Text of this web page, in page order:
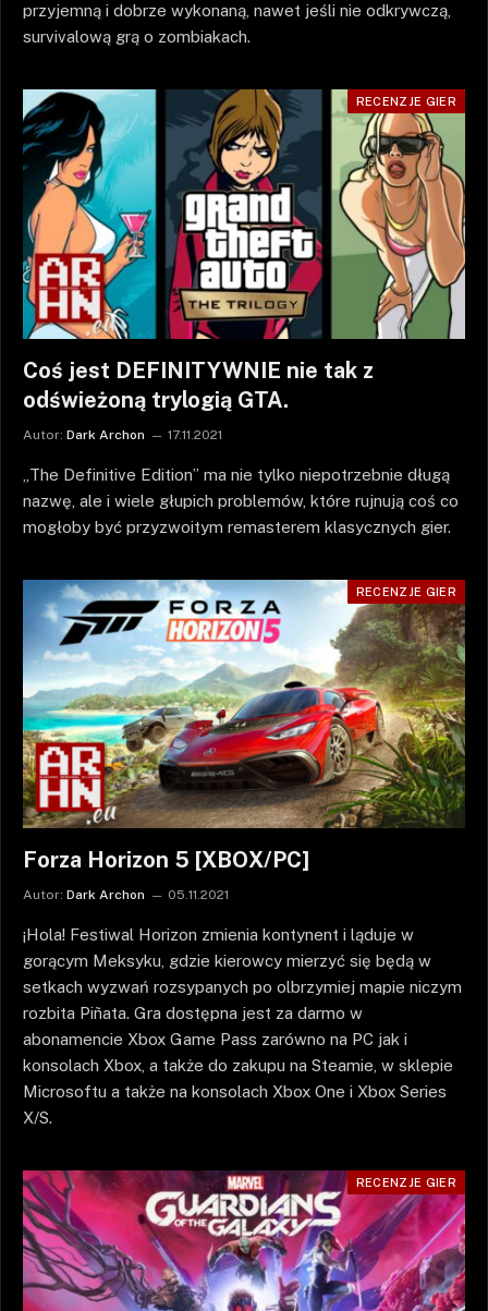
przyjemną i dobrze wykonaną, nawet jeśli nie odkrywczą,
survivalową grą o zombiakach.
RECENZJE GIER
Coś jest DEFINITYWNIE nie tak z
odświeżoną trylogią GTA.
Autor: Dark Archon 17.11.2021
„The Definitive Edition” ma nie tylko niepotrzebnie długą
nazwę, ale i wiele głupich problemów, które rujnują coś co
mogłoby być przyzwoitym remasterem klasycznych gier.
RECENZJE GIER
Forza Horizon 5 [XBOX/PC]
Autor: Dark Archon 05.11.2021
¡Hola! Festiwal Horizon zmienia kontynent i ląduje w
gorącym Meksyku, gdzie kierowcy mierzyć się będą w
setkach wyzwań rozsypanych po olbrzymiej mapie niczym
rozbita Piñata. Gra dostępna jest za darmo w
abonamencie Xbox Game Pass zarówno na PC jak i
konsolach Xbox, a także do zakupu na Steamie, w sklepie
Microsoftu a także na konsolach Xbox One i Xbox Series
X/S.
RECENZJE GIER